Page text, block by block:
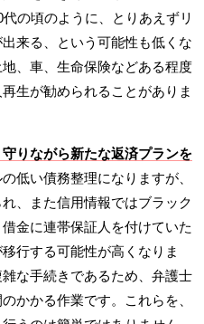
の頃のように、とりあえずリ
来る、という可能性も低くな
、車、生命保険などある程度
生が勧められることがありま
りながら新たな返済プランを
低い債務整理になりますが、
、また信用情報ではブラック
金に連帯保証人を付けていた
行する可能性が高くなりま
な手続きであるため、弁護士
かかる作業です。これらを、